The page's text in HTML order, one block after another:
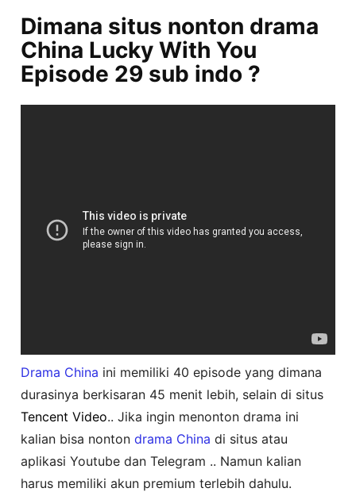
Dimana situs nonton drama
China Lucky With You
Episode 29 sub indo ?
Drama China ini memiliki 40 episode yang dimana
durasinya berkisaran 45 menit lebih, selain di situs
Tencent Video.. Jika ingin menonton drama ini
kalian bisa nontondrama China di situs atau
aplikasi Youtube dan Telegram .. Namun kalian
harus memiliki akun premium terlebih dahulu.